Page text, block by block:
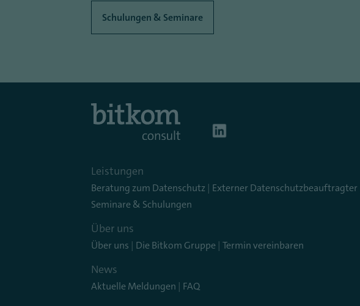
Schulungen & Seminare
Leistungen
Beratung zum Datenschutz | Externer Datenschutzbeauftragter
Seminare & Schulungen
Über uns
Über uns | Die Bitkom Gruppe | Termin vereinbaren
News
Aktuelle Meldungen | FAQ